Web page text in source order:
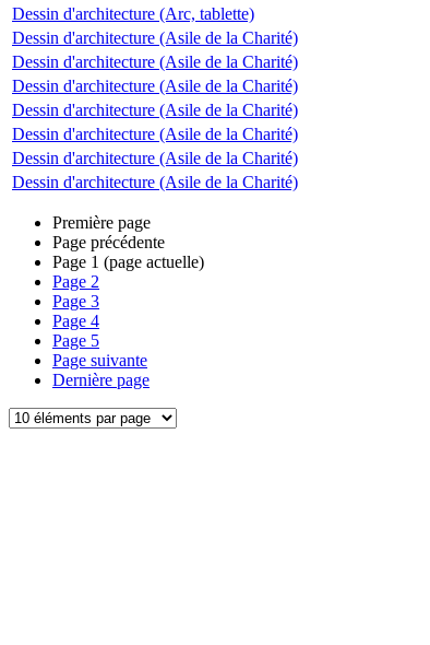
Dessin d'architecture (Arc, tablette)
Dessin d'architecture (Asile de la Charité)
Dessin d'architecture (Asile de la Charité)
Dessin d'architecture (Asile de la Charité)
Dessin d'architecture (Asile de la Charité)
Dessin d'architecture (Asile de la Charité)
Dessin d'architecture (Asile de la Charité)
Dessin d'architecture (Asile de la Charité)
Première page
Page précédente
Page 1 (page actuelle)
Page 2
Page 3
Page 4
Page 5
Page suivante
Dernière page